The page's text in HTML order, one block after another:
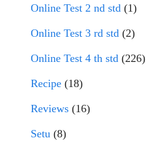
Online Test 2 nd std (1)
Online Test 3 rd std (2)
Online Test 4 th std (226)
Recipe (18)
Reviews (16)
Setu (8)